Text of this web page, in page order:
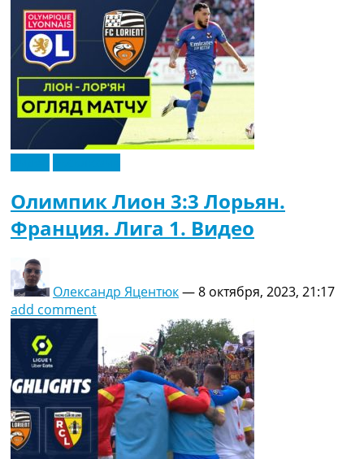
Олимпик Лион 3:3 Лорьян.
Франция. Лига 1. Видео
Олександр Яцентюк—8 октября, 2023, 21:17
add comment